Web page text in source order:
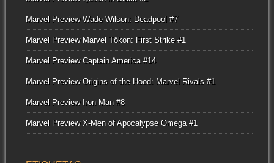
Marvel Preview Wade Wilson: Deadpool #7
Marvel Preview Marvel Tôkon: First Strike #1
Marvel Preview Captain America #14
Marvel Preview Origins of the Hood: Marvel Rivals #1
Marvel Preview Iron Man #8
Marvel Preview X-Men of Apocalypse Omega #1